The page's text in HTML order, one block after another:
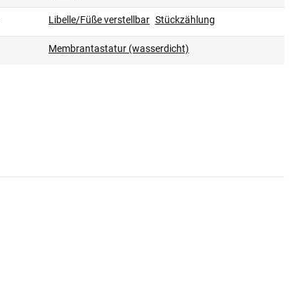
Libelle/Füße verstellbar Stückzählung
Membrantastatur (wasserdicht)